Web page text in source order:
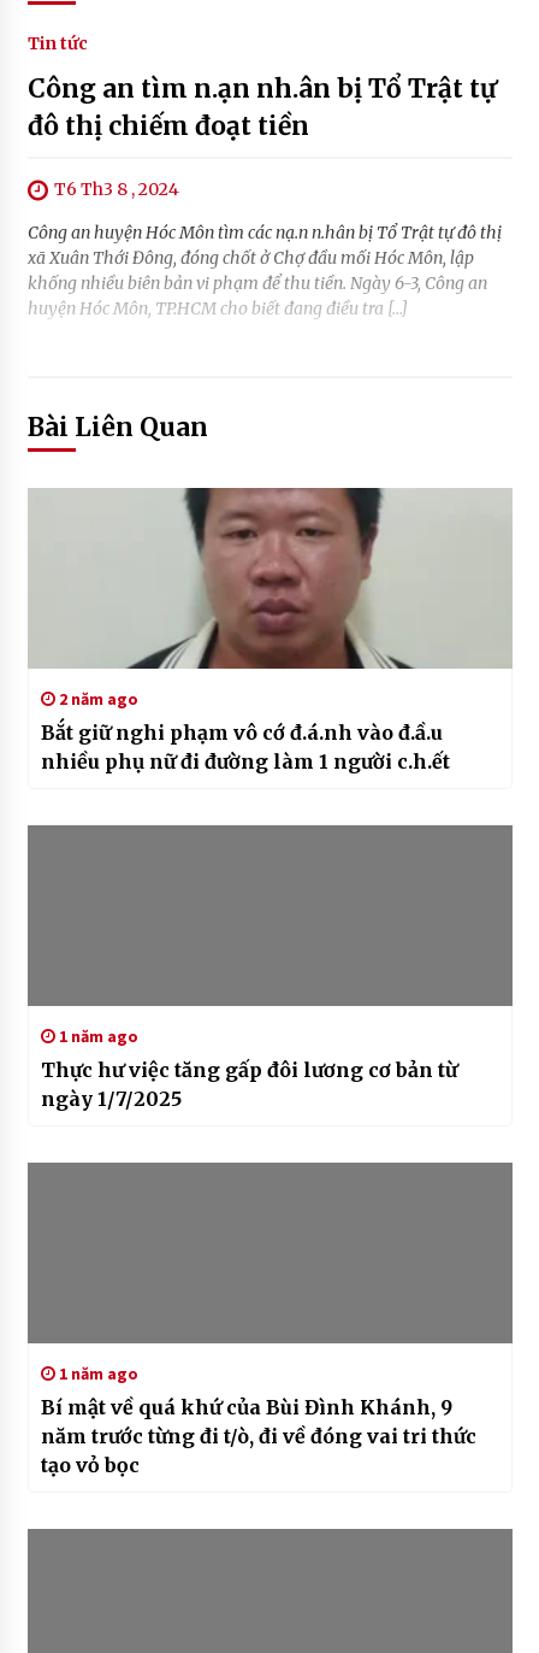
Tin tức
Công an tìm n.ạn nh.ân bị Tổ Trật tự
đô thị chiếm đoạt tiền
T6 Th3 8 , 2024
Công an huyện Hóc Môn tìm các nạ.n n.hân bị Tổ Trật tự đô thị
xã Xuân Thới Đông, đóng chốt ở Chợ đầu mối Hóc Môn, lập
khống nhiều biên bản vi phạm để thu tiền. Ngày 6-3, Công an
huyện Hóc Môn, TP.HCM cho biết đang điều tra […]
Bài Liên Quan
2 năm ago
Bắt giữ nghi phạm vô cớ đ.á.nh vào đ.ầ.u
nhiều phụ nữ đi đường làm 1 người c.h.ết
1 năm ago
Thực hư việc tăng gấp đôi lương cơ bản từ
ngày 1/7/2025
1 năm ago
Bí mật về quá khứ của Bùi Đình Khánh, 9
năm trước từng đi t/ò, đi về đóng vai tri thức
tạo vỏ bọc